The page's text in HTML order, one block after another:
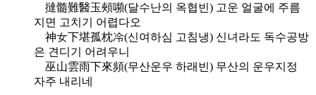
撻髓難醫玉頰嚬(달수난의 옥협빈) 고운 얼굴에 주름
지면 고치기 어렵다오
神女下堪孤枕冷(신여하심 고침냉) 신녀라도 독수공방
은 견디기 어려우니
巫山雲雨下來頻(무산운우 하래빈) 무산의 운우지정
자주 내리네